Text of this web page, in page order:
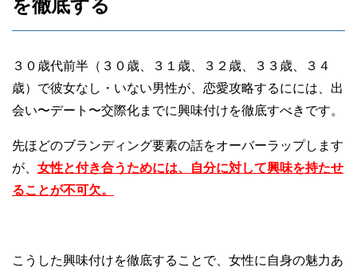
を徹底する
３０歳代前半（３０歳、３１歳、３２歳、３３歳、３４
歳）で彼女なし・いない男性が、恋愛攻略するにには、出
会い〜デート〜交際化までに興味付けを徹底すべきです。
先ほどのブランディング要素の話をオーバーラップします
が、 女性と付き合うためには、自分に対して興味を持たせ
ることが不可欠。
こうした興味付けを徹底することで、女性に自身の魅力あ